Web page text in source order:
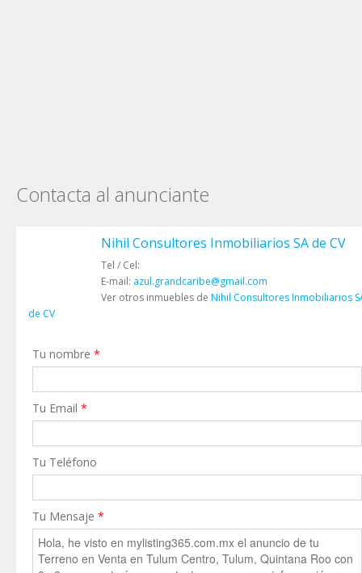
Contacta al anunciante
Nihil Consultores Inmobiliarios SA de CV
Tel / Cel:
E-mail: azul.grandcaribe@gmail.com
Ver otros inmuebles de Nihil Consultores Inmobiliarios
de CV
Tu nombre *
Tu Email *
Tu Teléfono
Tu Mensaje *